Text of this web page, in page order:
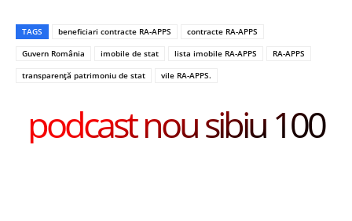
TAGS beneficiari contracte RA-APPS
contracte RA-APPS
Guvern România
imobile de stat lista imobile RA-APPS
RA-APPS
transparență patrimoniu de stat
vile RA-APPS.
podcast nou sibiu 100